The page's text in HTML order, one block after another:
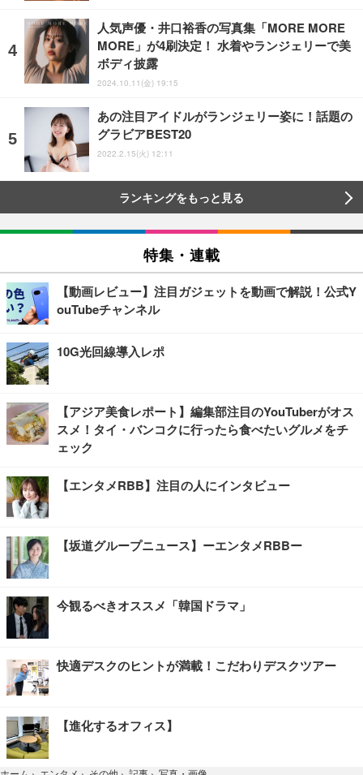
人気声優・井口裕香の写真集「MORE MORE
MORE」が4刷決定！ 水着やランジェリーで美
ボディ披露
2024.10.11(金) 19:15
あの注目アイドルがランジェリー姿に！話題の
グラビアBEST20
2022.2.15(火) 12:11
ランキングをもっと見る
特集・連載
【動画レビュー】注目ガジェットを動画で解説！公式Y
ouTubeチャンネル
10G光回線導入レポ
【アジア美食レポート】編集部注目のYouTuberがオス
スメ！タイ・バンコクに行ったら食べたいグルメをチ
ェック
【エンタメRBB】注目の人にインタビュー
【坂道グループニュース】ーエンタメRBBー
今観るべきオススメ「韓国ドラマ」
快適デスクのヒントが満載！こだわりデスクツアー
【進化するオフィス】